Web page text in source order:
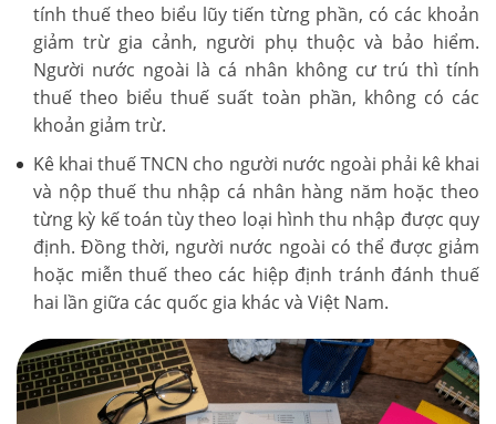
tính thuế theo biểu lũy tiến từng phần, có các khoản
giảm trừ gia cảnh, người phụ thuộc và bảo hiểm.
Người nước ngoài là cá nhân không cư trú thì tính
thuế theo biểu thuế suất toàn phần, không có các
khoản giảm trừ.
Kê khai thuế TNCN cho người nước ngoài phải kê khai
và nộp thuế thu nhập cá nhân hàng năm hoặc theo
từng kỳ kế toán tùy theo loại hình thu nhập được quy
định. Đồng thời, người nước ngoài có thể được giảm
hoặc miễn thuế theo các hiệp định tránh đánh thuế
hai lần giữa các quốc gia khác và Việt Nam.